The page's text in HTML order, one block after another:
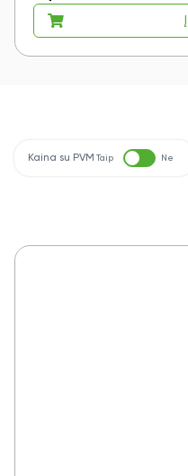
Kaina su PVM Taip Ne